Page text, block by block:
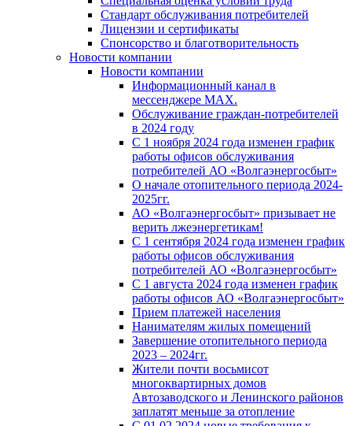
Стандарт обслуживания потребителей
Лицензии и сертификаты
Спонсорство и благотворительность
Новости компании
Новости компании
Информационный канал в
мессенджере MAX.
Обслуживание граждан-потребителей
в 2024 году
С 1 ноября 2024 года изменен график
работы офисов обслуживания
потребителей АО «Волгаэнергосбыт»
О начале отопительного периода 2024-
2025гг.
АО «Волгаэнергосбыт» призывает не
верить лжеэнергетикам!
С 1 сентября 2024 года изменен график
работы офисов обслуживания
потребителей АО «Волгаэнергосбыт»
С 1 августа 2024 года изменен график
работы офисов АО «Волгаэнергосбыт»
Прием платежей населения
Нанимателям жилых помещений
Завершение отопительного периода
2023 – 2024гг.
Жители почти восьмисот
многоквартирных домов
Автозаводского и Ленинского районов
заплатят меньше за отопление